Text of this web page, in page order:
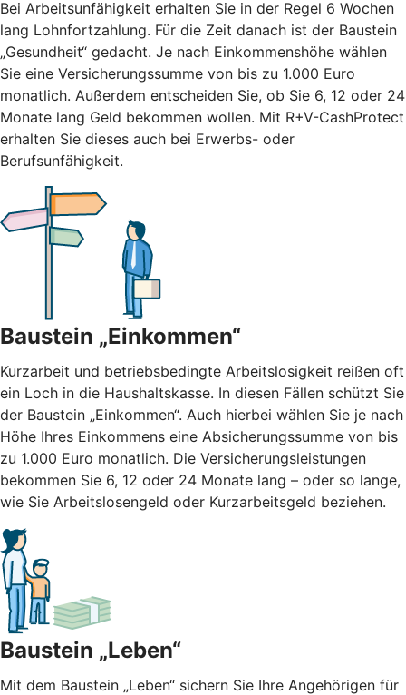
Bei Arbeitsunfähigkeit erhalten Sie in der Regel 6 Wochen
lang Lohnfortzahlung. Für die Zeit danach ist der Baustein
„Gesundheit“ gedacht. Je nach Einkommenshöhe wählen
Sie eine Versicherungssumme von bis zu 1.000 Euro
monatlich. Außerdem entscheiden Sie, ob Sie 6, 12 oder 24
Monate lang Geld bekommen wollen. Mit R+V-CashProtect
erhalten Sie dieses auch bei Erwerbs- oder
Berufsunfähigkeit.
Baustein „Einkommen“
Kurzarbeit und betriebsbedingte Arbeitslosigkeit reißen oft
ein Loch in die Haushaltskasse. In diesen Fällen schützt Sie
der Baustein „Einkommen“. Auch hierbei wählen Sie je nach
Höhe Ihres Einkommens eine Absicherungssumme von bis
zu 1.000 Euro monatlich. Die Versicherungsleistungen
bekommen Sie 6, 12 oder 24 Monate lang – oder so lange,
wie Sie Arbeitslosengeld oder Kurzarbeitsgeld beziehen.
Baustein „Leben“
Mit dem Baustein „Leben“ sichern Sie Ihre Angehörigen für